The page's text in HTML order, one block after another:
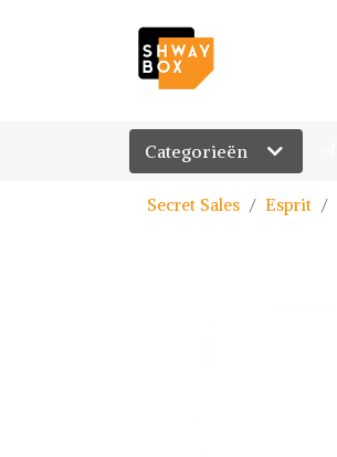
Categorieën
Secret Sales Esprit